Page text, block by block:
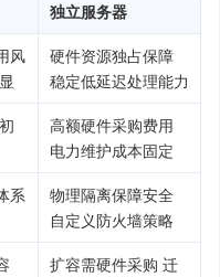
独立服务器
风
硬件资源独占保障
稳定低延迟处理能力
高额硬件采购费用
电力维护成本固定
系
物理隔离保障安全
自定义防火墙策略
扩容需硬件采购 迁